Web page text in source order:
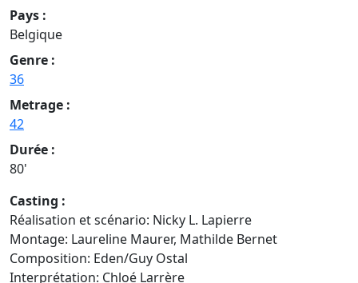
Pays :
Belgique
Genre :
36
Metrage :
42
Durée :
80'
Casting :
Réalisation et scénario: Nicky L. Lapierre
Montage: Laureline Maurer, Mathilde Bernet
Composition: Eden/Guy Ostal
Interprétation: Chloé Larrère